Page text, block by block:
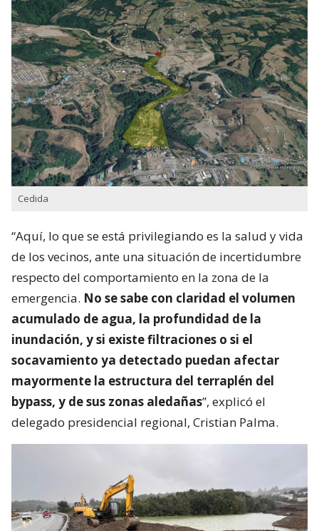
Cedida
“Aquí, lo que se está privilegiando es la salud y vida
de los vecinos, ante una situación de incertidumbre
respecto del comportamiento en la zona de la
emergencia. No se sabe con claridad el volumen
acumulado de agua, la profundidad de la
inundación, y si existe filtraciones o si el
socavamiento ya detectado puedan afectar
mayormente la estructura del terraplén del
bypass, y de sus zonas aledañas”, explicó el
delegado presidencial regional, Cristian Palma.